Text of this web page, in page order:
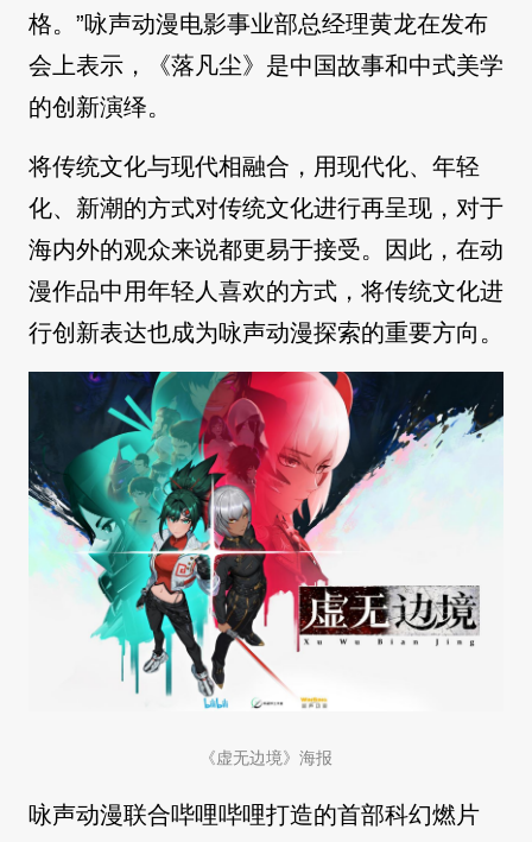
格。”咏声动漫电影事业部总经理黄龙在发布
会上表示，《落凡尘》是中国故事和中式美学
的创新演绎。
将传统文化与现代相融合，用现代化、年轻
化、新潮的方式对传统文化进行再呈现，对于
海内外的观众来说都更易于接受。因此，在动
漫作品中用年轻人喜欢的方式，将传统文化进
行创新表达也成为咏声动漫探索的重要方向。
《虚无边境》海报
咏声动漫联合哔哩哔哩打造的首部科幻燃片